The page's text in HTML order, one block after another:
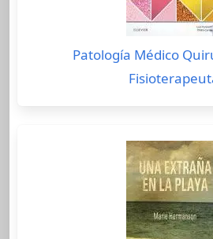
Patología Médico